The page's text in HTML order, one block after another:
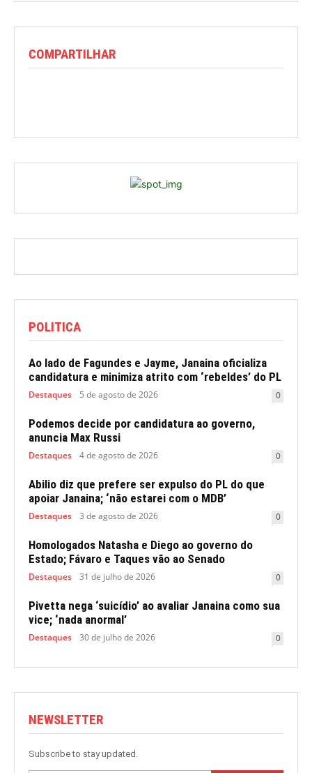
COMPARTILHAR
POLITICA
Ao lado de Fagundes e Jayme, Janaina oficializa
candidatura e minimiza atrito com ‘rebeldes’ do PL
Destaques 5 de agosto de 2026 0
Podemos decide por candidatura ao governo,
anuncia Max Russi
Destaques 4 de agosto de 2026 0
Abilio diz que prefere ser expulso do PL do que
apoiar Janaina; ‘não estarei com o MDB’
Destaques 3 de agosto de 2026 0
Homologados Natasha e Diego ao governo do
Estado; Fávaro e Taques vão ao Senado
Destaques 31 de julho de 2026 0
Pivetta nega ‘suicídio’ ao avaliar Janaina como sua
vice; ‘nada anormal’
Destaques 30 de julho de 2026 0
NEWSLETTER
Subscribe to stay updated.